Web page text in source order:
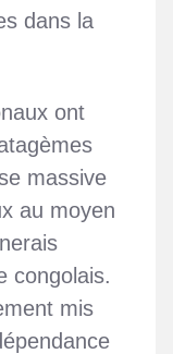
dans la
ont
massive
au moyen
congolais.
mis